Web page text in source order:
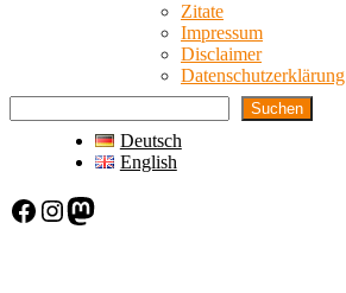
Zitate
Impressum
Disclaimer
Datenschutzerklärung
Suchen
Deutsch
English
Facebook Instagram Mastodon